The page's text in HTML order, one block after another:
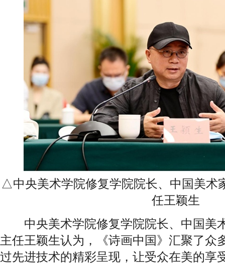
△中央美术学院修复学院院长、中国美术
任王颖生
中央美术学院修复学院院长、中国美
主任王颖生认为，《诗画中国》汇聚了众
过先进技术的精彩呈现，让受众在美的享